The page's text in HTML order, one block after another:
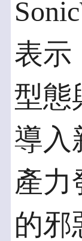
表示
型態
導入
產力
的邪